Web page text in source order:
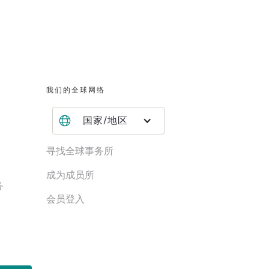
我们的全球网络
国家/地区
寻找全球事务所
成为成员所
会员登入